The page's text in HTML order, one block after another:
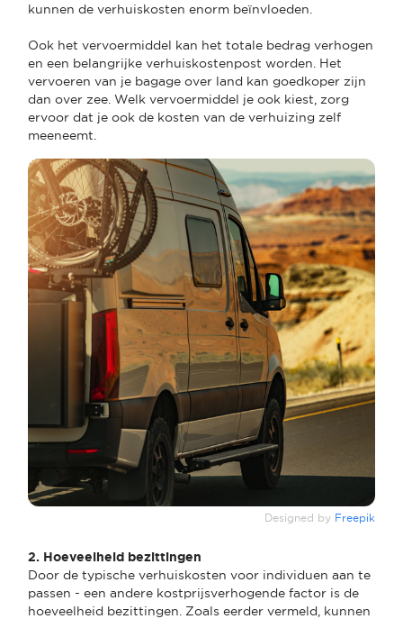
kunnen de verhuiskosten enorm beïnvloeden.
Ook het vervoermiddel kan het totale bedrag verhogen
en een belangrijke verhuiskostenpost worden. Het
vervoeren van je bagage over land kan goedkoper zijn
dan over zee. Welk vervoermiddel je ook kiest, zorg
ervoor dat je ook de kosten van de verhuizing zelf
meeneemt.
Designed by Freepik
2. Hoeveelheid bezittingen
Door de typische verhuiskosten voor individuen aan te
passen - een andere kostprijsverhogende factor is de
hoeveelheid bezittingen. Zoals eerder vermeld, kunnen